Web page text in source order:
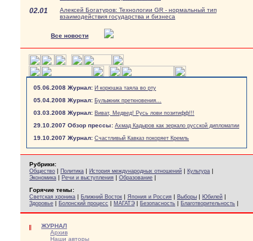
02.01
Алексей Богатуров: Технологии GR - нормальный тип
взаимодействия государства и бизнеса
Все новости
05.06.2008 Журнал: И корюшка таяла во рту
05.04.2008 Журнал: Булыжник преткновения...
03.03.2008 Журнал: Виват, Медвед! Русь лови позитифф!!!
29.10.2007 Обзор прессы: Ахмад Кадыров как зеркало русской дипломатии
19.10.2007 Журнал: Счастливый Кавказ покоряет Кремль
Рубрики:
Общество | Политика | История международных отношений | Культура |
Экономика | Речи и выступления | Образование |
Горячие темы:
Светская хроника | Ближний Восток | Япония и Россия | Выборы | Юбилей |
Здоровье | Болонский процесс | МАГАТЭ | Безопасность | Благотворительность |
ЖУРНАЛ
Архив
Наши авторы